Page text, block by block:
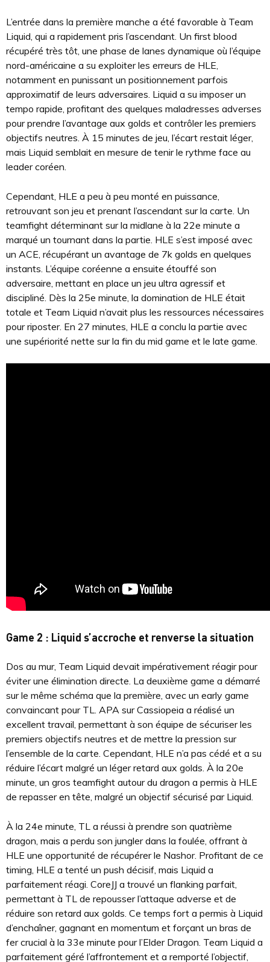
L’entrée dans la première manche a été favorable à Team
Liquid, qui a rapidement pris l’ascendant. Un first blood
récupéré très tôt, une phase de lanes dynamique où l’équipe
nord-américaine a su exploiter les erreurs de HLE,
notamment en punissant un positionnement parfois
approximatif de leurs adversaires. Liquid a su imposer un
tempo rapide, profitant des quelques maladresses adverses
pour prendre l’avantage aux golds et contrôler les premiers
objectifs neutres. À 15 minutes de jeu, l’écart restait léger,
mais Liquid semblait en mesure de tenir le rythme face au
leader coréen.
Cependant, HLE a peu à peu monté en puissance,
retrouvant son jeu et prenant l’ascendant sur la carte. Un
teamfight déterminant sur la midlane à la 22e minute a
marqué un tournant dans la partie. HLE s’est imposé avec
un ACE, récupérant un avantage de 7k golds en quelques
instants. L’équipe coréenne a ensuite étouffé son
adversaire, mettant en place un jeu ultra agressif et
discipliné. Dès la 25e minute, la domination de HLE était
totale et Team Liquid n’avait plus les ressources nécessaires
pour riposter. En 27 minutes, HLE a conclu la partie avec
une supériorité nette sur la fin du mid game et le late game.
Game 2 : Liquid s’accroche et renverse la situation
Dos au mur, Team Liquid devait impérativement réagir pour
éviter une élimination directe. La deuxième game a démarré
sur le même schéma que la première, avec un early game
convaincant pour TL. APA sur Cassiopeia a réalisé un
excellent travail, permettant à son équipe de sécuriser les
premiers objectifs neutres et de mettre la pression sur
l’ensemble de la carte. Cependant, HLE n’a pas cédé et a su
réduire l’écart malgré un léger retard aux golds. À la 20e
minute, un gros teamfight autour du dragon a permis à HLE
de repasser en tête, malgré un objectif sécurisé par Liquid.
À la 24e minute, TL a réussi à prendre son quatrième
dragon, mais a perdu son jungler dans la foulée, offrant à
HLE une opportunité de récupérer le Nashor. Profitant de ce
timing, HLE a tenté un push décisif, mais Liquid a
parfaitement réagi. CoreJJ a trouvé un flanking parfait,
permettant à TL de repousser l’attaque adverse et de
réduire son retard aux golds. Ce temps fort a permis à Liquid
d’enchaîner, gagnant en momentum et forçant un bras de
fer crucial à la 33e minute pour l’Elder Dragon. Team Liquid a
parfaitement géré l’affrontement et a remporté l’objectif,